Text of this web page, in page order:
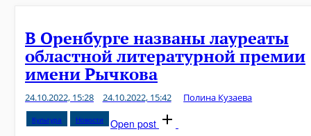
В Оренбурге названы лауреаты
областной литературной премии
имени Рычкова
24.10.2022, 15:28 24.10.2022, 15:42 Полина Кузаева
Культура Новости
Open post